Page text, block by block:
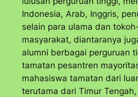
Indonesia, Arab, Inggris,
selain para ulama dan
masyarakat, diantaranya
alumni berbagai perguruan
tamatan pesantren
mahasiswa tamatan dari
terutama dari Timur Tengah,